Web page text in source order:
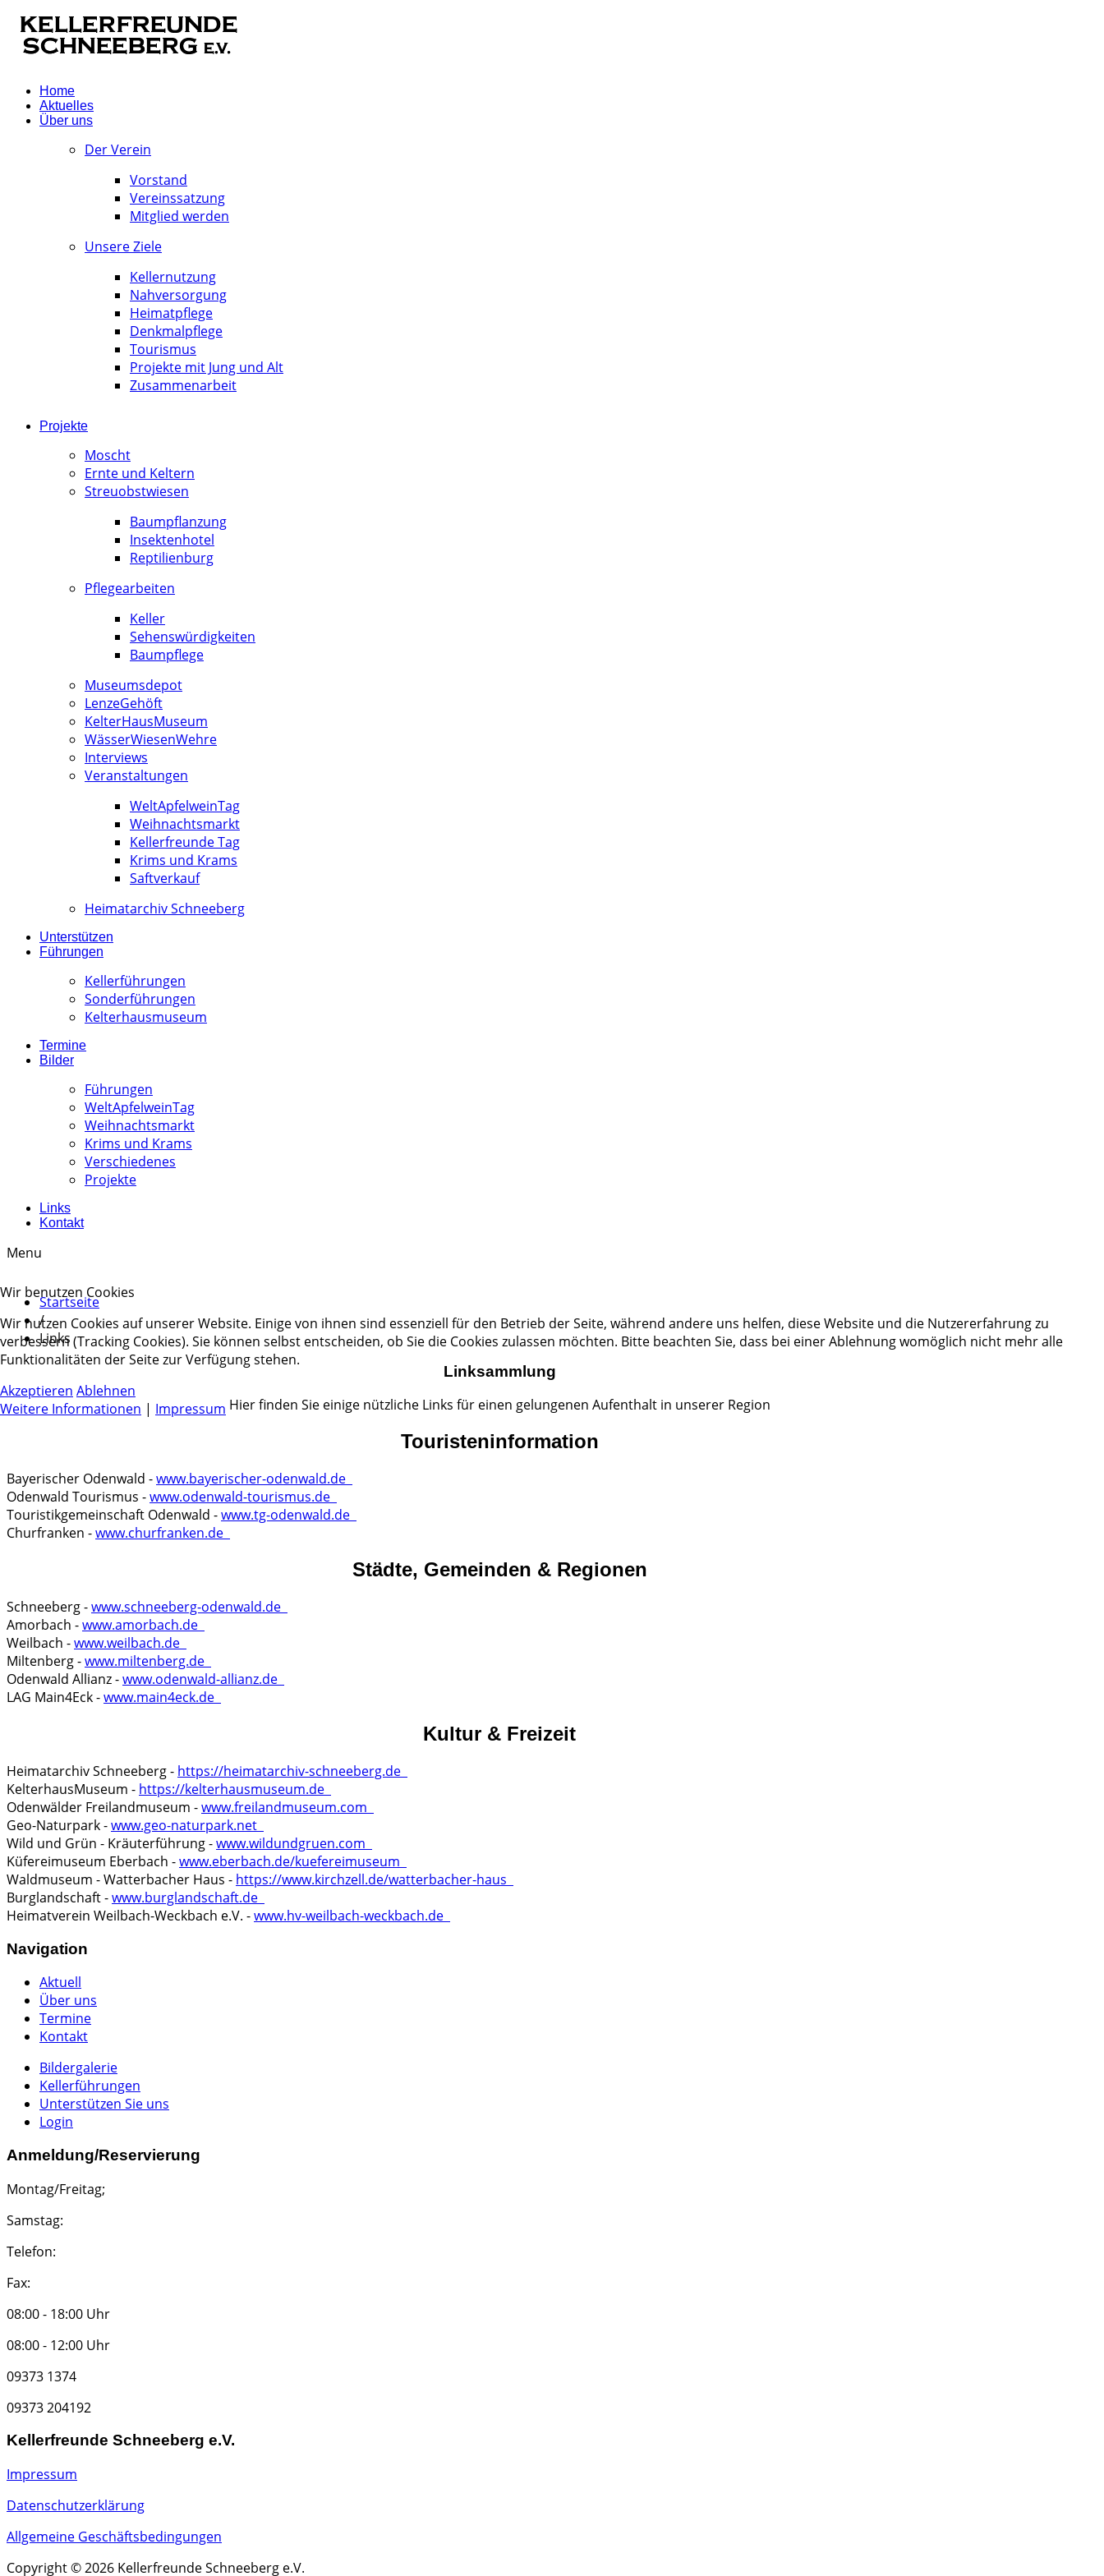
Home
Aktuelles
Über uns
Der Verein
Vorstand
Vereinssatzung
Mitglied werden
Unsere Ziele
Kellernutzung
Nahversorgung
Heimatpflege
Denkmalpflege
Tourismus
Projekte mit Jung und Alt
Zusammenarbeit
Projekte
Moscht
Ernte und Keltern
Streuobstwiesen
Baumpflanzung
Insektenhotel
Reptilienburg
Pflegearbeiten
Keller
Sehenswürdigkeiten
Baumpflege
Museumsdepot
LenzeGehöft
KelterHausMuseum
WässerWiesenWehre
Interviews
Veranstaltungen
WeltApfelweinTag
Weihnachtsmarkt
Kellerfreunde Tag
Krims und Krams
Saftverkauf
Heimatarchiv Schneeberg
Unterstützen
Führungen
Kellerführungen
Sonderführungen
Kelterhausmuseum
Termine
Bilder
Führungen
WeltApfelweinTag
Weihnachtsmarkt
Krims und Krams
Verschiedenes
Projekte
Links
Kontakt
Menu
Startseite
/
Links
Linksammlung
Hier finden Sie einige nützliche Links für einen gelungenen Aufenthalt in unserer Region
Touristeninformation
Bayerischer Odenwald -www.bayerischer-odenwald.de
Odenwald Tourismus -www.odenwald-tourismus.de
Touristikgemeinschaft Odenwald -www.tg-odenwald.de
Churfranken -www.churfranken.de
Städte, Gemeinden & Regionen
Schneeberg -www.schneeberg-odenwald.de
Amorbach -www.amorbach.de
Weilbach -www.weilbach.de
Miltenberg -www.miltenberg.de
Odenwald Allianz -www.odenwald-allianz.de
LAG Main4Eck -www.main4eck.de
Kultur & Freizeit
Heimatarchiv Schneeberg - https://heimatarchiv-schneeberg.de
KelterhausMuseum - https://kelterhausmuseum.de
Odenwälder Freilandmuseum -www.freilandmuseum.com
Geo-Naturpark -www.geo-naturpark.net
Wild und Grün - Kräuterführung -www.wildundgruen.com
Küfereimuseum Eberbach -www.eberbach.de/kuefereimuseum
Waldmuseum - Watterbacher Haus - https://www.kirchzell.de/watterbacher-haus
Burglandschaft -www.burglandschaft.de
Heimatverein Weilbach-Weckbach e.V. -www.hv-weilbach-weckbach.de
Navigation
Aktuell
Über uns
Termine
Kontakt
Bildergalerie
Kellerführungen
Unterstützen Sie uns
Login
Anmeldung/Reservierung
Montag/Freitag;
Samstag:
Telefon:
Fax:
08:00 - 18:00 Uhr
08:00 - 12:00 Uhr
09373 1374
09373 204192
Kellerfreunde Schneeberg e.V.
Impressum
Datenschutzerklärung
Allgemeine Geschäftsbedingungen
Copyright © 2026 Kellerfreunde Schneeberg e.V.
Wir benutzen Cookies
Wir nutzen Cookies auf unserer Website. Einige von ihnen sind essenziell für den Betrieb der Seite, während andere uns helfen, diese Website und die Nutzererfahrung zu
verbessern (Tracking Cookies). Sie können selbst entscheiden, ob Sie die Cookies zulassen möchten. Bitte beachten Sie, dass bei einer Ablehnung womöglich nicht mehr alle
Funktionalitäten der Seite zur Verfügung stehen.
Akzeptieren Ablehnen
Weitere Informationen | Impressum